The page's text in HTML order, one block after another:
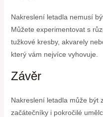
Nakreslení letadla nemusí
Můžete experimentovat s
tužkové kresby, akvarely
který vám nejvíce vyhovuje.
Závěr
Nakreslení letadla může být
začátečníky i pokročilé